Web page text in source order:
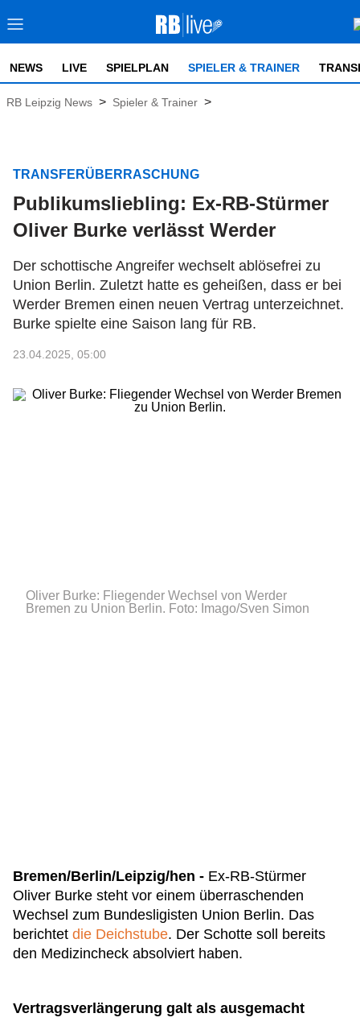
NEWS LIVE SPIELPLAN SPIELER & TRAINER
RB Leipzig News > Spieler & Trainer >
TRANSFERÜBERRASCHUNG
Publikumsliebling: Ex-RB-Stürmer
Oliver Burke verlässt Werder
Der schottische Angreifer wechselt ablösefrei zu
Union Berlin. Zuletzt hatte es geheißen, dass er bei
Werder Bremen einen neuen Vertrag unterzeichnet.
Burke spielte eine Saison lang für RB.
23.04.2025, 05:00
Oliver Burke: Fliegender Wechsel von Werder
Bremen zu Union Berlin. Foto: Imago/Sven Simon
Bremen/Berlin/Leipzig/hen - Ex-RB-Stürmer
Oliver Burke steht vor einem überraschenden
Wechsel zum Bundesligisten Union Berlin. Das
berichtet die Deichstube. Der Schotte soll bereits
den Medizincheck absolviert haben.
Vertragsverlängerung galt als ausgemacht